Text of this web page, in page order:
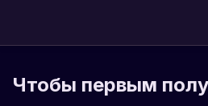
Чтобы первым